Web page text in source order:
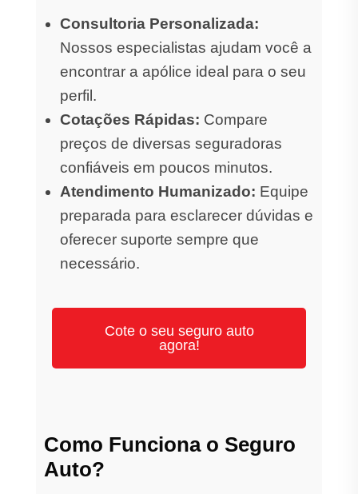
Consultoria Personalizada:
Nossos especialistas ajudam você a
encontrar a apólice ideal para o seu
perfil.
Cotações Rápidas: Compare
preços de diversas seguradoras
confiáveis em poucos minutos.
Atendimento Humanizado: Equipe
preparada para esclarecer dúvidas e
oferecer suporte sempre que
necessário.
Cote o seu seguro auto
agora!
Como Funciona o Seguro
Auto?